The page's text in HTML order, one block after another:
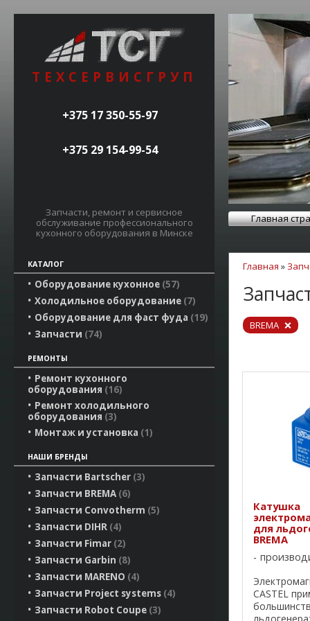
ТЕХСЕРВИСГРУП
+375 17 350-55-97
+375 29 154-99-54
Запчасти, ремонт и сервисное
обслуживание профессионального
кухонного оборудования в Минске
Главная
КАТАЛОГ
Оборудование кухонное 57
Холодильное оборудование 7
Оборудование для фаст фуда 19
Запчасти 74
РЕМОНТЫ
Ремонт кухонного
оборудования 16
Ремонт холодильного
оборудования 3
Монтаж и установка 1
НАШИ БРЕНДЫ
Запчасти Bartscher 3
Запчасти BREMA 6
Запчасти Convotherm 5
Запчасти DIHR 4
Запчасти Fimar 2
Запчасти Garbin 8
Запчасти MARENO 4
Запчасти Project systems 4
Запчасти Robot Coupe 3
Главная »
BREMA
Катушка
для
BREMA
CASTEL